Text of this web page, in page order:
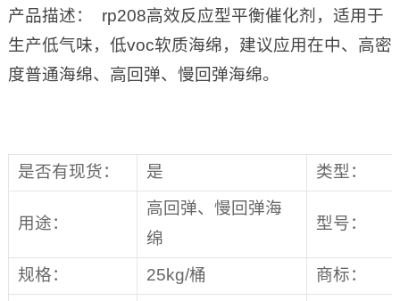
产品描述： rp208高效反应型平衡催化剂，适用于
生产低气味，低voc软质海绵，建议应用在中、高密
度普通海绵、高回弹、慢回弹海绵。
是否有现货： 是 类型：
用途：
高回弹、慢回弹海
绵
型号：
规格： 25kg/桶
商标：